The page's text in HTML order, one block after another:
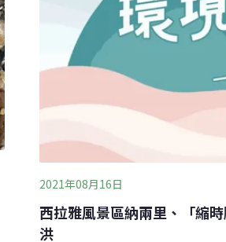
2021年08月16日
西拉雅風景區納兩里、「縮
洪